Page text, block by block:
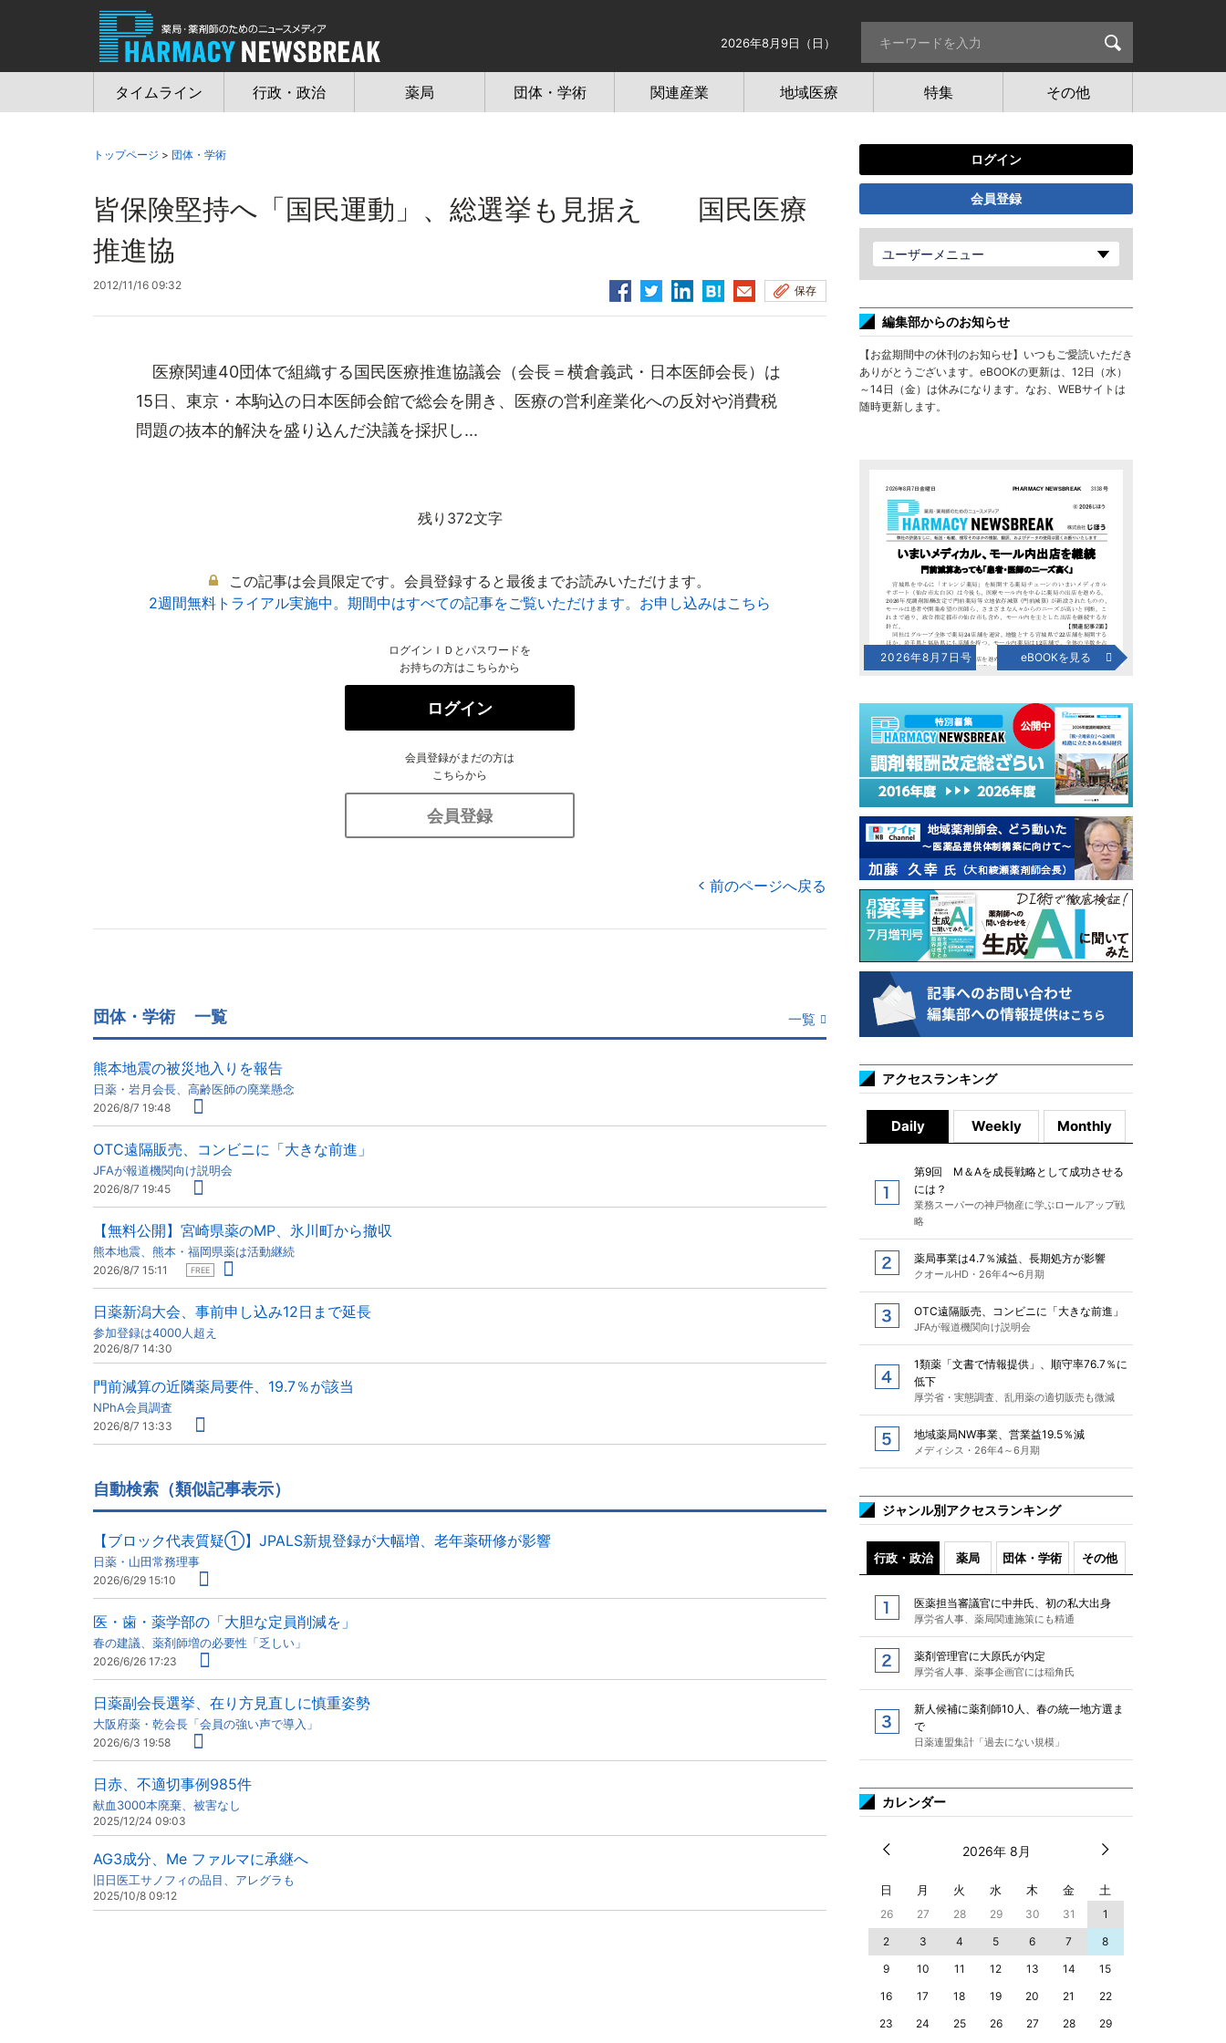
2026年8月9日（日）
タイムライン 行政・政治 薬局 団体・学術 関連産業 地域医療 特集 その他
トップページ > 団体・学術
皆保険堅持へ「国民運動」、総選挙も見据え 国民医療
推進協
2012/11/16 09:32 保存
医療関連40団体で組織する国民医療推進協議会（会長＝横倉義武・日本医師会長）は
15日、東京・本駒込の日本医師会館で総会を開き、医療の営利産業化への反対や消費税
問題の抜本的解決を盛り込んだ決議を採択し...
残り372文字
この記事は会員限定です。会員登録すると最後までお読みいただけます。
2週間無料トライアル実施中。期間中はすべての記事をご覧いただけます。お申し込みはこちら
ログインＩＤとパスワードを
お持ちの方はこちらから
ログイン
会員登録がまだの方は
こちらから
会員登録
前のページへ戻る
団体・学術 一覧 一覧
熊本地震の被災地入りを報告
日薬・岩月会長、高齢医師の廃業懸念
2026/8/7 19:48
OTC遠隔販売、コンビニに「大きな前進」
JFAが報道機関向け説明会
2026/8/7 19:45
【無料公開】宮崎県薬のMP、氷川町から撤収
熊本地震、熊本・福岡県薬は活動継続
2026/8/7 15:11 FREE
日薬新潟大会、事前申し込み12日まで延長
参加登録は4000人超え
2026/8/7 14:30
門前減算の近隣薬局要件、19.7％が該当
NPhA会員調査
2026/8/7 13:33
自動検索（類似記事表示）
【ブロック代表質疑①】JPALS新規登録が大幅増、老年薬研修が影響
日薬・山田常務理事
2026/6/29 15:10
医・歯・薬学部の「大胆な定員削減を」
春の建議、薬剤師増の必要性「乏しい」
2026/6/26 17:23
日薬副会長選挙、在り方見直しに慎重姿勢
大阪府薬・乾会長「会員の強い声で導入」
2026/6/3 19:58
日赤、不適切事例985件
献血3000本廃棄、被害なし
2025/12/24 09:03
AG3成分、Me ファルマに承継へ
旧日医工サノフィの品目、アレグラも
2025/10/8 09:12
ログイン
会員登録
ユーザーメニュー
編集部からのお知らせ
【お盆期間中の休刊のお知らせ】いつもご愛読いただき
ありがとうございます。eBOOKの更新は、12日（水）
～14日（金）は休みになります。なお、WEBサイトは
随時更新します。
2026年8月7日号 eBOOKを見る
アクセスランキング
Daily Weekly Monthly
第9回 M＆Aを成長戦略として成功させる
には？
業務スーパーの神戸物産に学ぶロールアップ戦
略
薬局事業は4.7％減益、長期処方が影響
クオールHD・26年4〜6月期
OTC遠隔販売、コンビニに「大きな前進」
JFAが報道機関向け説明会
1類薬「文書で情報提供」、順守率76.7％に
低下
厚労省・実態調査、乱用薬の適切販売も微減
地域薬局NW事業、営業益19.5％減
メディシス・26年4～6月期
ジャンル別アクセスランキング
行政・政治 薬局 団体・学術 その他
医薬担当審議官に中井氏、初の私大出身
厚労省人事、薬局関連施策にも精通
薬剤管理官に大原氏が内定
厚労省人事、薬事企画官には稲角氏
新人候補に薬剤師10人、春の統一地方選ま
で
日薬連盟集計「過去にない規模」
カレンダー
2026年 8月
日 月 火 水 木 金 土
26 27 28 29 30 31
1
2
3 4 5 6 7
8
9
10 11 12 13 14
15
16
17 18 19 20 21
22
23
24 25 26 27 28
29